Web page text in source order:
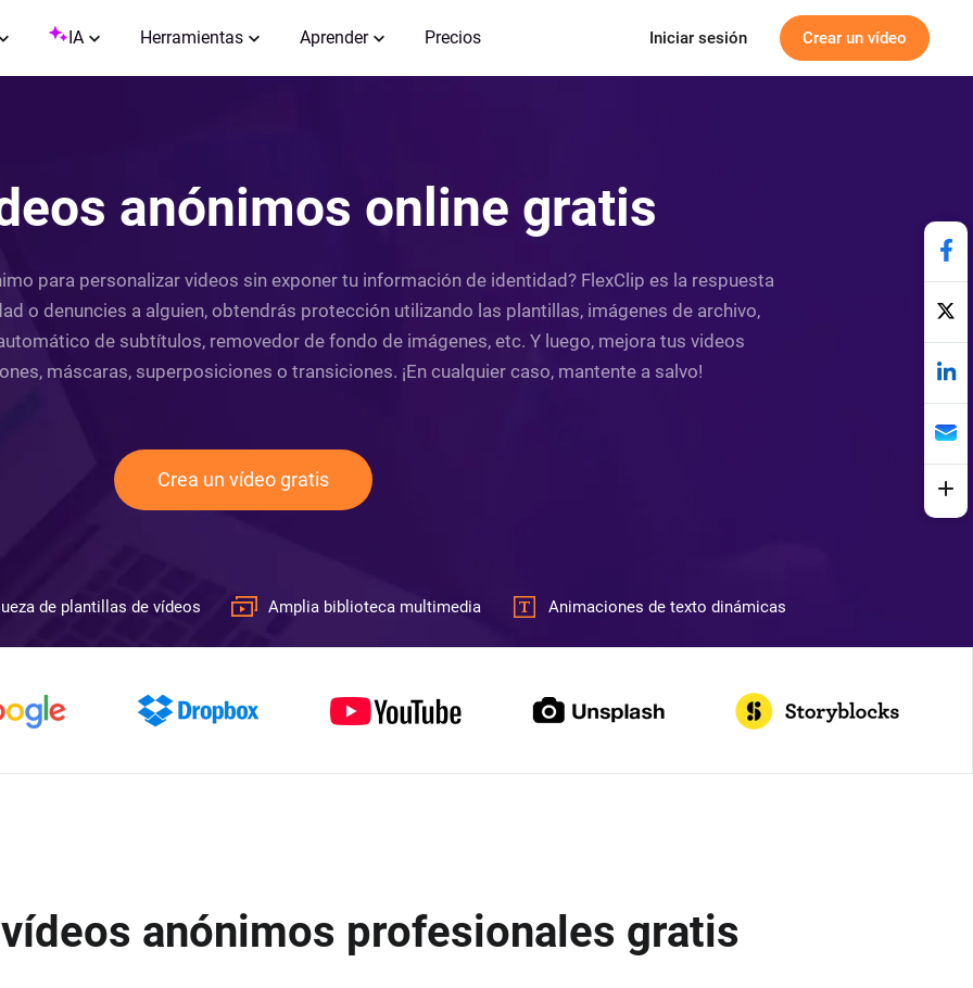
IA Herramientas Aprender Precios Iniciar sesión Crear un vídeo
anónimos online gratis
para personalizar videos sin exponer tu información de identidad? FlexClip es la respuesta
o denuncies a alguien, obtendrás protección utilizando las plantillas, imágenes de archivo,
de subtítulos, removedor de fondo de imágenes, etc. Y luego, mejora tus videos
máscaras, superposiciones o transiciones. ¡En cualquier caso, mantente a salvo!
Crea un vídeo gratis
de plantillas de vídeos Amplia biblioteca multimedia Animaciones de texto dinámicas
anónimos profesionales gratis